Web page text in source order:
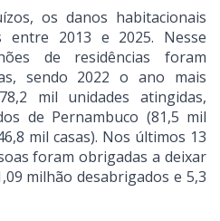
os danos habitacionais
entre 2013 e 2025. Nesse
de residências foram
sendo 2022 o ano mais
mil unidades atingidas,
de Pernambuco (81,5 mil
mil casas). Nos últimos 13
foram obrigadas a deixar
milhão desabrigados e 5,3